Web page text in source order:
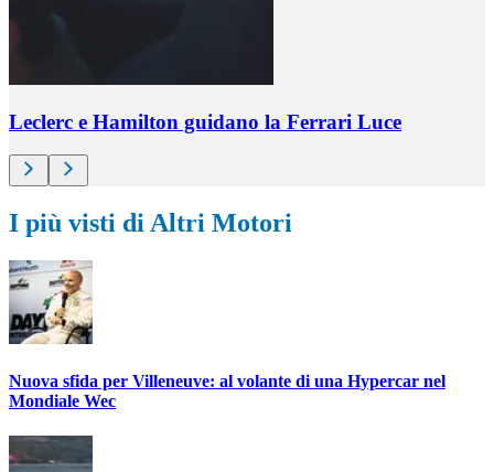
Leclerc e Hamilton guidano la Ferrari Luce
I più visti di Altri Motori
Nuova sfida per Villeneuve: al volante di una Hypercar nel
Mondiale Wec